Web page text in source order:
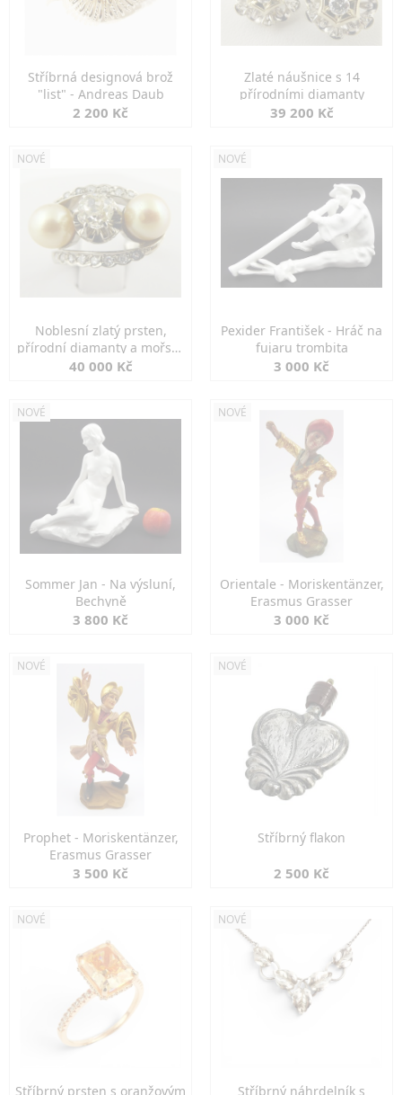
Stříbrná designová brož
"list" - Andreas Daub
2 200 Kč
Zlaté náušnice s 14
přírodními diamanty
39 200 Kč
NOVÉ
Noblesní zlatý prsten,
přírodní diamanty a mořské
perly
40 000 Kč
NOVÉ
Pexider František - Hráč na
fujaru trombita
3 000 Kč
NOVÉ
Sommer Jan - Na výsluní,
Bechyně
3 800 Kč
NOVÉ
Orientale - Moriskentänzer,
Erasmus Grasser
3 000 Kč
NOVÉ
Prophet - Moriskentänzer,
Erasmus Grasser
3 500 Kč
NOVÉ
Stříbrný flakon
2 500 Kč
NOVÉ
Stříbrný prsten s oranžovým
NOVÉ
Stříbrný náhrdelník s